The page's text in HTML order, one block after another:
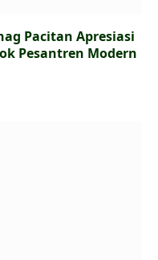
Pacitan Apresiasi
Pesantren Modern